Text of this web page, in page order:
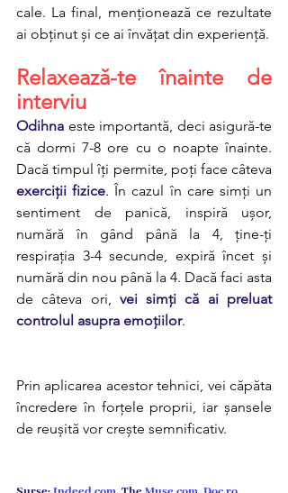
cale. La final, menționează ce rezultate
ai obținut și ce ai învățat din experiență.
Relaxează-te înainte de
interviu
Odihna este importantă, deci asigură-te
că dormi 7-8 ore cu o noapte înainte.
exerciții fizice. În cazul în care simți un
sentiment de panică, inspiră ușor,
numără în gând până la 4, ține-ți
respirația 3-4 secunde, expiră încet și
numără din nou până la 4. Dacă faci asta
de câteva ori, vei simți că ai preluat
controlul asupra emoțiilor.
Prin aplicarea acestor tehnici, vei căpăta
încredere în forțele proprii, iar șansele
de reușită vor crește semnificativ.